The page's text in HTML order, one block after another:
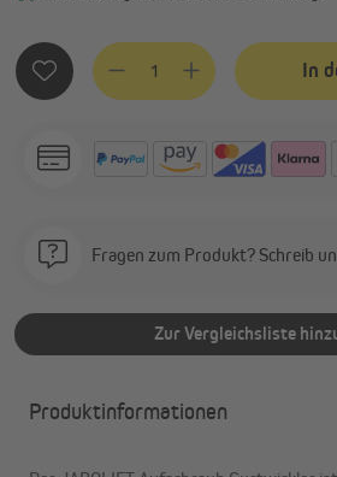
Produkt Anzahl: Gib den
In
Fragen zum Produkt? Schreib
Zur Vergleichsliste
Produktinformationen